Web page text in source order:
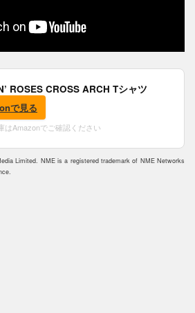
ROSES CROSS ARCH Tシャツ
で見る
はAmazonでご確認ください
Limited. NME is a registered trademark of NME Networks